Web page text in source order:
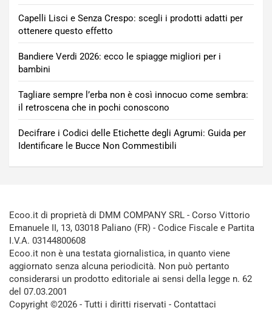
Capelli Lisci e Senza Crespo: scegli i prodotti adatti per
ottenere questo effetto
Bandiere Verdi 2026: ecco le spiagge migliori per i
bambini
Tagliare sempre l’erba non è così innocuo come sembra:
il retroscena che in pochi conoscono
Decifrare i Codici delle Etichette degli Agrumi: Guida per
Identificare le Bucce Non Commestibili
Ecoo.it di proprietà di DMM COMPANY SRL - Corso Vittorio
Emanuele II, 13, 03018 Paliano (FR) - Codice Fiscale e Partita
I.V.A. 03144800608
Ecoo.it non è una testata giornalistica, in quanto viene
aggiornato senza alcuna periodicità. Non può pertanto
considerarsi un prodotto editoriale ai sensi della legge n. 62
del 07.03.2001
Copyright ©2026 - Tutti i diritti riservati - Contattaci